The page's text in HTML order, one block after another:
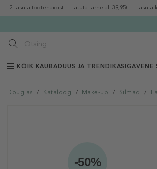
2 tasuta tootenäidist Tasuta tarne al. 39,95€ Tasuta
KÕIK KAUBADUUS JA TRENDIKAS IGAVENE
Douglas / Kataloog / Make-up / Silmad /
-50%